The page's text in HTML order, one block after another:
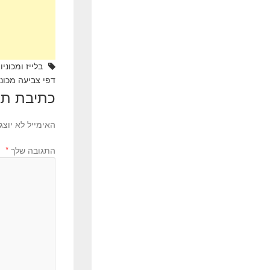
בלייז
דפי צביעה
כתיבת
האימייל לא
התגובה שלך *